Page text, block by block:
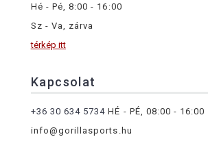
Hé - Pé, 8:00 - 16:00
Sz - Va, zárva
térkép itt
Kapcsolat
+36 30 634 5734 HÉ - PÉ, 08:00 - 16:00
info@gorillasports.hu